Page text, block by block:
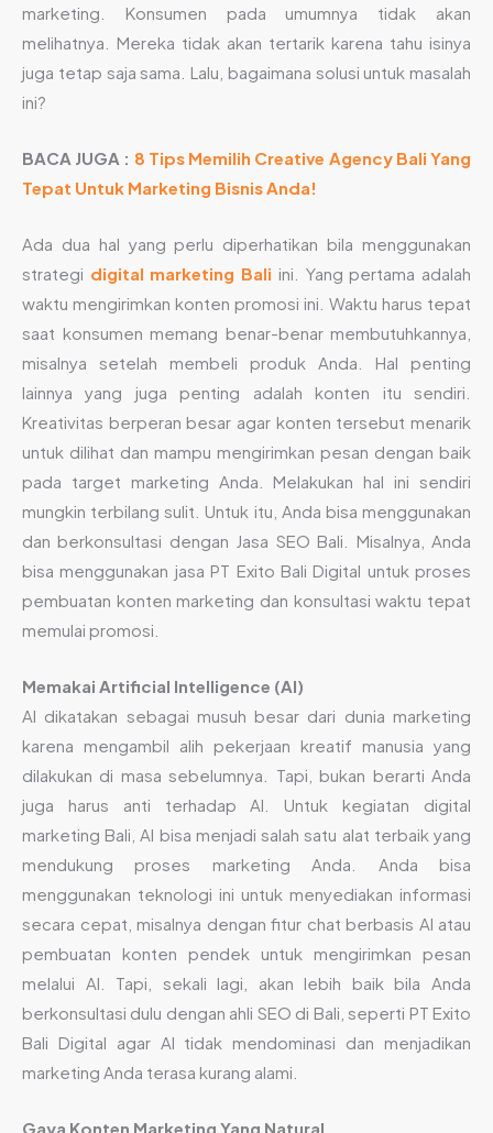
marketing. Konsumen pada umumnya tidak akan
melihatnya. Mereka tidak akan tertarik karena tahu isinya
juga tetap saja sama. Lalu, bagaimana solusi untuk masalah
ini?
BACA JUGA : 8 Tips Memilih Creative Agency Bali Yang
Tepat Untuk Marketing Bisnis Anda!
Ada dua hal yang perlu diperhatikan bila menggunakan
strategi digital marketing Bali ini. Yang pertama adalah
waktu mengirimkan konten promosi ini. Waktu harus tepat
saat konsumen memang benar-benar membutuhkannya,
misalnya setelah membeli produk Anda. Hal penting
lainnya yang juga penting adalah konten itu sendiri.
Kreativitas berperan besar agar konten tersebut menarik
untuk dilihat dan mampu mengirimkan pesan dengan baik
pada target marketing Anda. Melakukan hal ini sendiri
mungkin terbilang sulit. Untuk itu, Anda bisa menggunakan
dan berkonsultasi dengan Jasa SEO Bali. Misalnya, Anda
bisa menggunakan jasa PT Exito Bali Digital untuk proses
pembuatan konten marketing dan konsultasi waktu tepat
memulai promosi.
Memakai Artificial Intelligence (AI)
AI dikatakan sebagai musuh besar dari dunia marketing
karena mengambil alih pekerjaan kreatif manusia yang
dilakukan di masa sebelumnya. Tapi, bukan berarti Anda
juga harus anti terhadap AI. Untuk kegiatan digital
marketing Bali, AI bisa menjadi salah satu alat terbaik yang
mendukung proses marketing Anda. Anda bisa
menggunakan teknologi ini untuk menyediakan informasi
secara cepat, misalnya dengan fitur chat berbasis AI atau
pembuatan konten pendek untuk mengirimkan pesan
melalui AI. Tapi, sekali lagi, akan lebih baik bila Anda
berkonsultasi dulu dengan ahli SEO di Bali, seperti PT Exito
Bali Digital agar AI tidak mendominasi dan menjadikan
marketing Anda terasa kurang alami.
Gaya Konten Marketing Yang Natural